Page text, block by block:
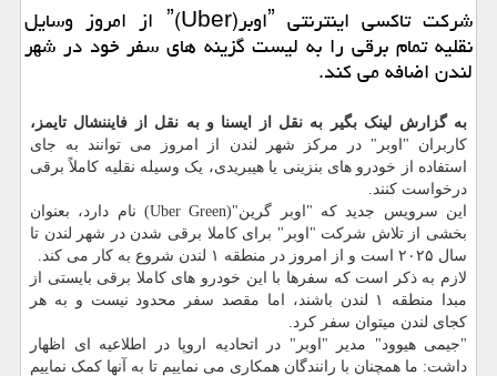
شرکت تاکسی اینترنتی ˮاوبرˮ(Uber) از امروز وسایل
نقلیه تمام برقی را به لیست گزینه های سفر خود در شهر
لندن اضافه می کند.
به گزارش لینک بگیر به نقل از ایسنا و به نقل از فایننشال تایمز،
کاربران "اوبر" در مرکز شهر لندن از امروز می توانند به جای
استفاده از خودرو های بنزینی یا هیبریدی، یک وسیله نقلیه کاملاً برقی
درخواست کنند.
این سرویس جدید که "اوبر گرین"(Uber Green) نام دارد، بعنوان
بخشی از تلاش شرکت "اوبر" برای کاملا برقی شدن در شهر لندن تا
سال ۲۰۲۵ است و از امروز در منطقه ۱ لندن شروع به کار می کند.
لازم به ذکر است که سفرها با این خودرو های کاملا برقی بایستی از
مبدا منطقه ۱ لندن باشند، اما مقصد سفر محدود نیست و به هر
کجای لندن میتوان سفر کرد.
"جیمی هیوود" مدیر "اوبر" در اتحادیه اروپا در اطلاعیه ای اظهار
داشت: ما همچنان با رانندگان همکاری می نماییم تا به آنها کمک نماییم